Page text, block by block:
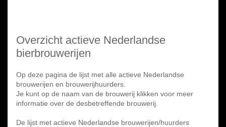
Overzicht actieve Nederlandse
bierbrouwerijen
Op deze pagina de lijst met alle actieve Nederlandse
brouwerijen en brouwerijhuurders.
Je kunt op de naam van de brouwerij klikken voor meer
informatie over de desbetreffende brouwerij.
De lijst met actieve Nederlandse brouwerijen/huurders